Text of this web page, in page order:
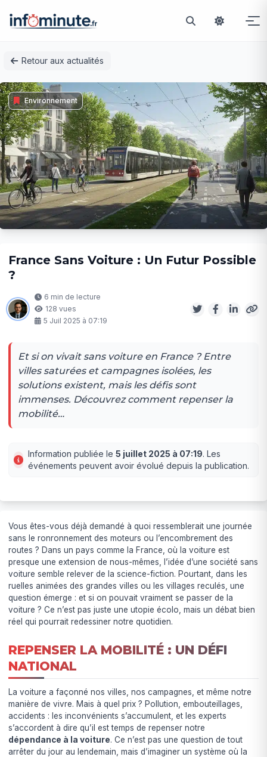
Retour aux actualités
Environnement
France Sans Voiture : Un Futur Possible
?
6 min de lecture
128 vues
5 Juil 2025 à 07:19
Et si on vivait sans voiture en France ? Entre
villes saturées et campagnes isolées, les
solutions existent, mais les défis sont
immenses. Découvrez comment repenser la
mobilité…
Information publiée le5 juillet 2025 à 07:19. Les
événements peuvent avoir évolué depuis la publication.
Vous êtes-vous déjà demandé à quoi ressemblerait une journée
sans le ronronnement des moteurs ou l’encombrement des
routes ? Dans un pays comme la France, où la voiture est
presque une extension de nous-mêmes, l’idée d’une société sans
voiture semble relever de la science-fiction. Pourtant, dans les
ruelles animées des grandes villes ou les villages reculés, une
question émerge : et si on pouvait vraiment se passer de la
voiture ? Ce n’est pas juste une utopie écolo, mais un débat bien
réel qui pourrait redessiner notre quotidien.
REPENSER LA MOBILITÉ : UN DÉFI
NATIONAL
La voiture a façonné nos villes, nos campagnes, et même notre
manière de vivre. Mais à quel prix ? Pollution, embouteillages,
accidents : les inconvénients s’accumulent, et les experts
s’accordent à dire qu’il est temps de repenser notre
dépendance à la voiture. Ce n’est pas une question de tout
arrêter du jour au lendemain, mais d’imaginer un système où la